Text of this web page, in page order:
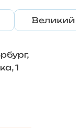
1